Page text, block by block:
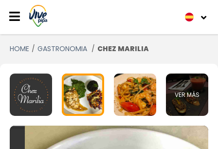
HOME GASTRONOMIA CHEZ MARILIA
VER MÁS